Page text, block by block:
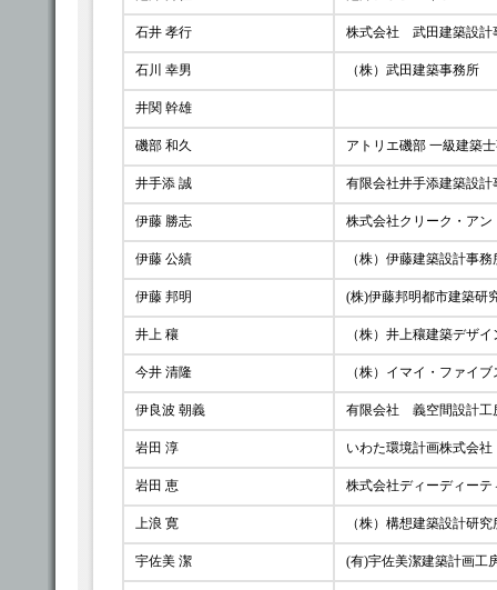
石井 孝行 株式会社 武田建築設計
石川 幸男 （株）武田建築事務所
井関 幹雄
磯部 和久 アトリエ磯部 一級建築
井手添 誠 有限会社井手添建築設
伊藤 勝志 株式会社クリーク・ア
伊藤 公績 （株）伊藤建築設計事
伊藤 邦明 (株)伊藤邦明都市建築研
井上 穰 （株）井上穰建築デザ
今井 清隆 （株）イマイ・ファイ
伊良波 朝義 有限会社 義空間設計
岩田 淳 いわた環境計画株式会社
岩田 恵 株式会社ディーディー
上浪 寛 （株）構想建築設計研
宇佐美 潔 (有)宇佐美潔建築計画工